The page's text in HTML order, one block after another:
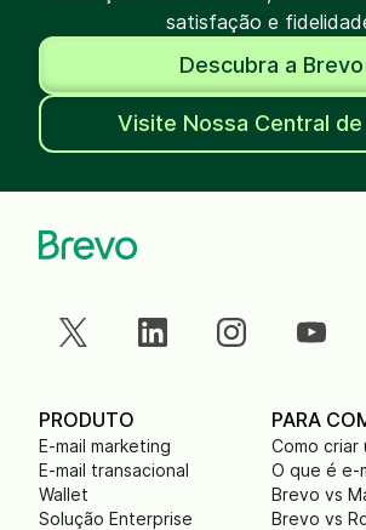
satisfação e
Descubra a Brevo
Visite Nossa Central de
PRODUTO
E-mail marketing
E-mail transacional
Wallet
Solução Enterprise
PARA
Como criar
O que é e-
Brevo vs
Brevo vs